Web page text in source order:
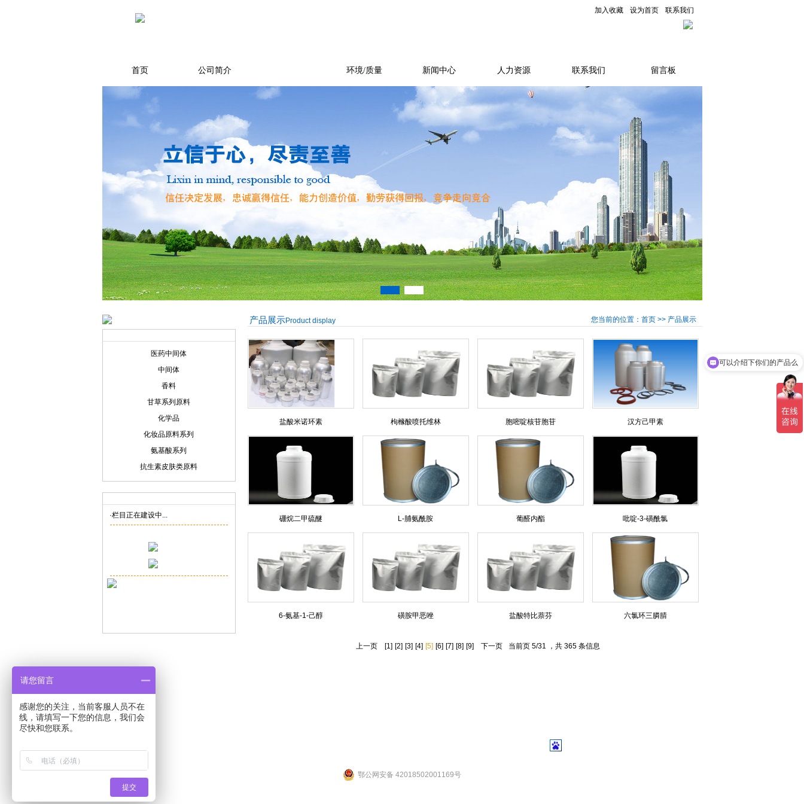
加入收藏 设为首页 联系我们
首页 公司简介 环境/质量 新闻中心 人力资源 联系我们 留言板
医药中间体
中间体
香料
甘草系列原料
化学品
化妆品原料系列
氨基酸系列
抗生素皮肤类原料
·栏目正在建设中...
您当前的位置：首页 >> 产品展示
产品展示Product display
盐酸米诺环素 枸橼酸喷托维林 胞嘧啶核苷胞苷 汉方己甲素
硼烷二甲硫醚 L-脯氨酰胺 葡醛内酯 吡啶-3-磺酰氯
6-氨基-1-己醇 磺胺甲恶唑 盐酸特比萘芬 六氯环三膦腈
上一页 [1] [2] [3] [4] [5] [6] [7] [8] [9] 下一页 当前页 5/31 ，共 365 条信息
鄂公网安备 42018502001169号
你们产品报价
请您留言
感谢您的关注，当前客服人员不在
线，请填写一下您的信息，我们会
尽快和您联系。
提交